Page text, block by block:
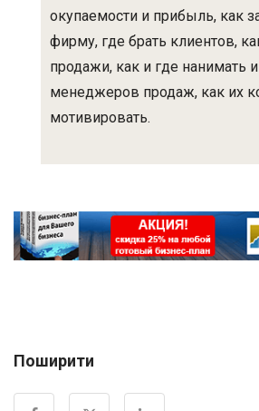
окупаемости и прибыль, как
фирму, где брать клиентов,
продажи, как и где нанимать и
менеджеров продаж, как их
мотивировать.
Поширити